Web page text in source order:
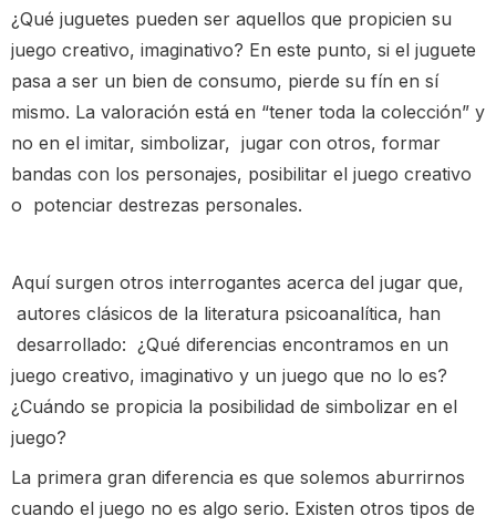
¿Qué juguetes pueden ser aquellos que propicien su
juego creativo, imaginativo? En este punto, si el juguete
pasa a ser un bien de consumo, pierde su fín en sí
mismo. La valoración está en “tener toda la colección” y
no en el imitar, simbolizar, jugar con otros, formar
bandas con los personajes, posibilitar el juego creativo
o potenciar destrezas personales.
Aquí surgen otros interrogantes acerca del jugar que,
autores clásicos de la literatura psicoanalítica, han
desarrollado: ¿Qué diferencias encontramos en un
juego creativo, imaginativo y un juego que no lo es?
¿Cuándo se propicia la posibilidad de simbolizar en el
juego?
La primera gran diferencia es que solemos aburrirnos
cuando el juego no es algo serio. Existen otros tipos de